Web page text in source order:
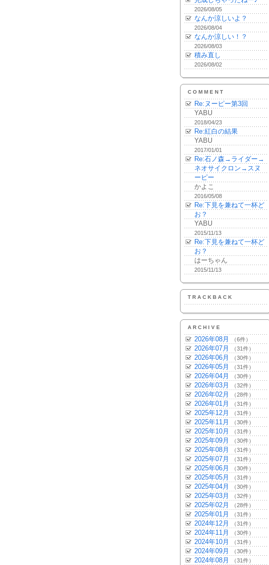
2026/08/05
なんか涼しいよ？
2026/08/04
なんか涼しい！？
2026/08/03
積み直し
2026/08/02
COMMENT
Re:ヌーピー第3回
YABU
2018/04/23
Re:紅白の結果
YABU
2017/01/01
Re:石ノ森→ライダー→
ネオサイクロン→スヌ
ーピー
かよこ
2016/05/08
Re:下見を兼ねて一杯ど
お？
YABU
2015/11/13
Re:下見を兼ねて一杯ど
お？
はーちゃん
2015/11/13
TRACKBACK
ARCHIVE
2026年08月 （6件）
2026年07月 （31件）
2026年06月 （30件）
2026年05月 （31件）
2026年04月 （30件）
2026年03月 （32件）
2026年02月 （28件）
2026年01月 （31件）
2025年12月 （31件）
2025年11月 （30件）
2025年10月 （31件）
2025年09月 （30件）
2025年08月 （31件）
2025年07月 （31件）
2025年06月 （30件）
2025年05月 （31件）
2025年04月 （30件）
2025年03月 （32件）
2025年02月 （28件）
2025年01月 （31件）
2024年12月 （31件）
2024年11月 （30件）
2024年10月 （31件）
2024年09月 （30件）
2024年08月 （31件）